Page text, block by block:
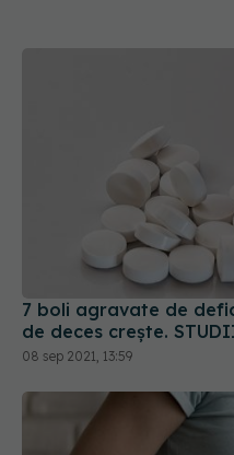
7 boli agravate de
de deces crește.
08 sep 2021, 13:59